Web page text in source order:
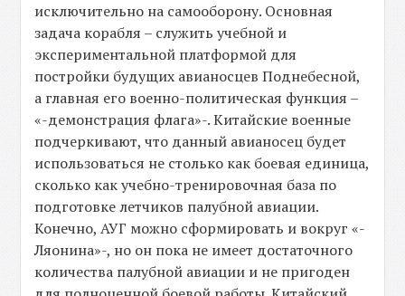
исключительно на самооборону. Основная
задача корабля – служить учебной и
экспериментальной платформой для
постройки будущих авианосцев Поднебесной,
а главная его военно-политическая функция –
«-демонстрация флага»-. Китайские военные
подчеркивают, что данный авианосец будет
использоваться не столько как боевая единица,
сколько как учебно-тренировочная база по
подготовке летчиков палубной авиации.
Конечно, АУГ можно сформировать и вокруг «-
Ляонина»-, но он пока не имеет достаточного
количества палубной авиации и не пригоден